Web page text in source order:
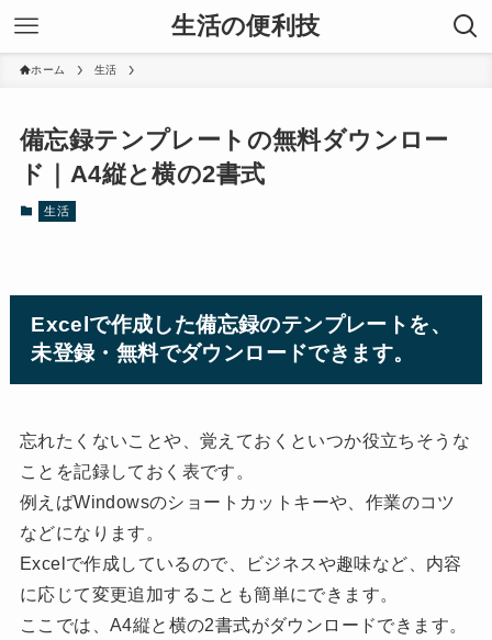
生活の便利技
ホーム 生活
備忘録テンプレートの無料ダウンロー
ド｜A4縦と横の2書式
生活
Excelで作成した備忘録のテンプレートを、
未登録・無料でダウンロードできます。
忘れたくないことや、覚えておくといつか役立ちそうな
ことを記録しておく表です。
例えばWindowsのショートカットキーや、作業のコツ
などになります。
Excelで作成しているので、ビジネスや趣味など、内容
に応じて変更追加することも簡単にできます。
ここでは、A4縦と横の2書式がダウンロードできます。